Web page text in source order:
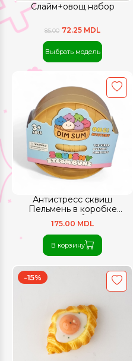
Слайм+овощ набор
85.00 72.25 MDL
Выбрать модель
Антистресс сквиш
Пельмень в коробке
Mystery Color блестящий
прозрачный большой (8,5
см)
175.00 MDL
В корзину
-15%